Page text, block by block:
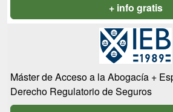
+ info gratis
Máster de Acceso a la Abogacía +
Derecho Regulatorio de Seguros